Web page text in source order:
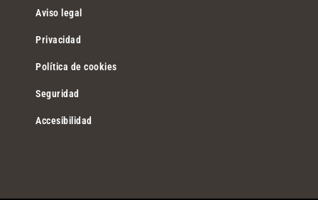
Aviso legal
Privacidad
Política de cookies
Seguridad
Accesibilidad